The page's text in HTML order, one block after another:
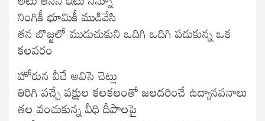
నింగికీ భూమికీ ముడివేసి
తన బొజ్జలో ముడుచుకుని ఒదిగి ఒదిగి పడుకున్న ఒక
కలవరం
హోరున వీచే అవిసె చెట్లు
తిరిగి వచ్చే పక్షుల కలకలంతో జలదరించే ఉద్యానవనాలు
తల వంచుకున్న వీధి దీపాలపై